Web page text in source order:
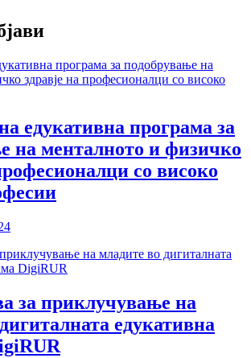
едукативна програма за
на менталното и физичко
со високо
за приклучување на
едукативна